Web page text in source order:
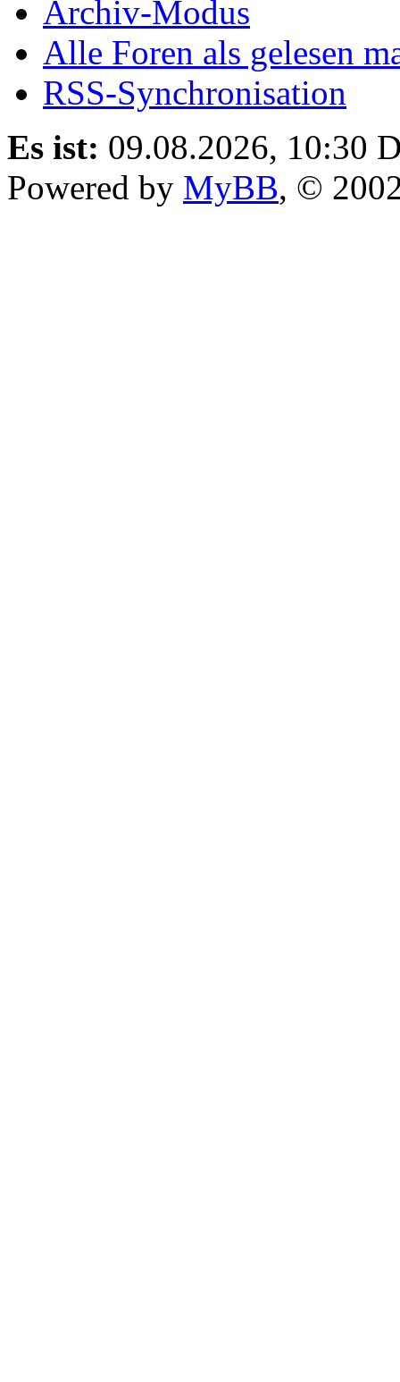
Archiv-Modus
Alle Foren als gelesen
RSS-Synchronisation
Es ist: 09.08.2026, 10:30
Powered by MyBB, ©